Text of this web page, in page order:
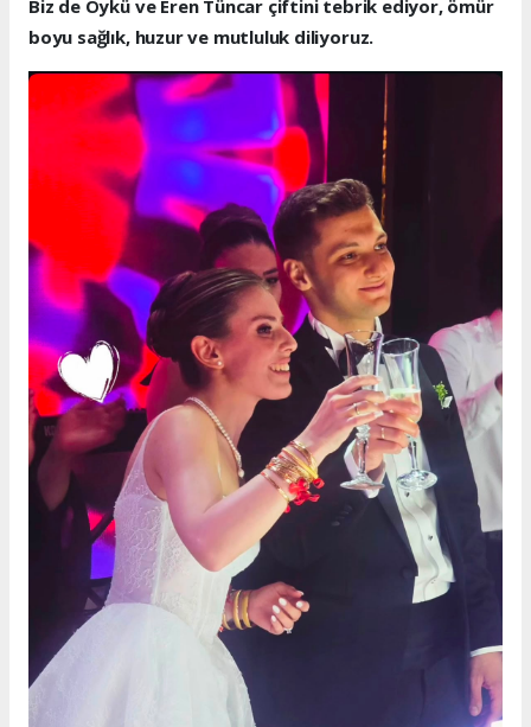
Biz de Öykü ve Eren Tüncar çiftini tebrik ediyor, ömür
boyu sağlık, huzur ve mutluluk diliyoruz.